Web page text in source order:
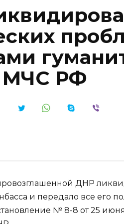
МЧС РФ
ДНР
и передало все его
№ 8-8 от 25